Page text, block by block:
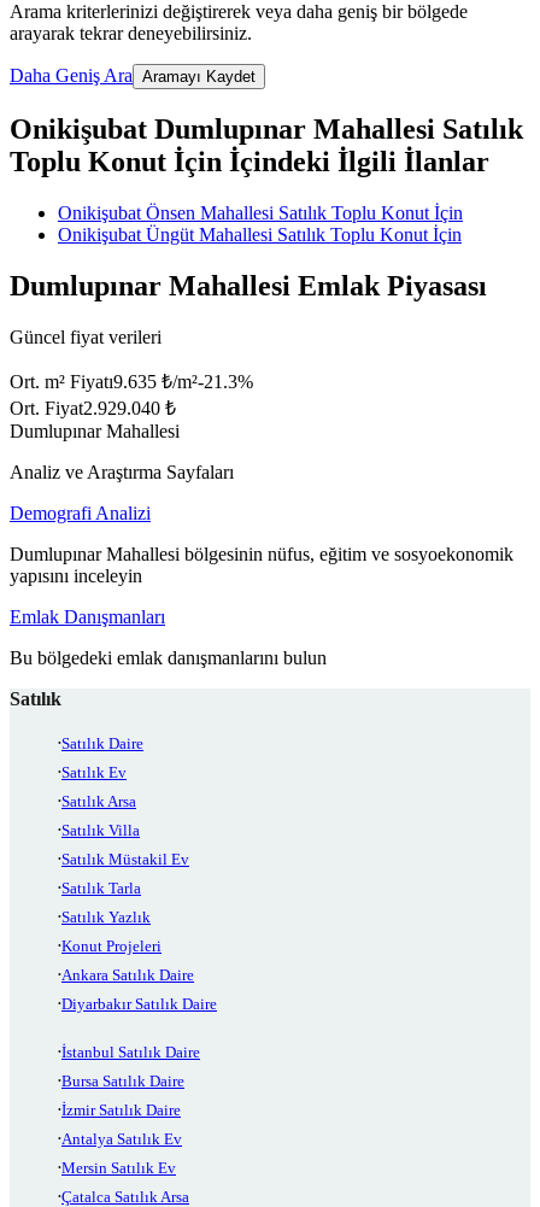
Arama kriterlerinizi değiştirerek veya daha geniş bir bölgede
arayarak tekrar deneyebilirsiniz.
Daha Geniş Ara Aramayı Kaydet
Onikişubat Dumlupınar Mahallesi Satılık
Toplu Konut İçin İçindeki İlgili İlanlar
Onikişubat Önsen Mahallesi Satılık Toplu Konut İçin
Onikişubat Üngüt Mahallesi Satılık Toplu Konut İçin
Dumlupınar Mahallesi Emlak Piyasası
Güncel fiyat verileri
Ort. m² Fiyatı9.635 ₺/m²-21.3%
Ort. Fiyat2.929.040 ₺
Dumlupınar Mahallesi
Analiz ve Araştırma Sayfaları
Demografi Analizi
Dumlupınar Mahallesi bölgesinin nüfus, eğitim ve sosyoekonomik
yapısını inceleyin
Emlak Danışmanları
Bu bölgedeki emlak danışmanlarını bulun
Satılık
Satılık Daire
Satılık Ev
Satılık Arsa
Satılık Villa
Satılık Müstakil Ev
Satılık Tarla
Satılık Yazlık
Konut Projeleri
Ankara Satılık Daire
Diyarbakır Satılık Daire
İstanbul Satılık Daire
Bursa Satılık Daire
İzmir Satılık Daire
Antalya Satılık Ev
Mersin Satılık Ev
Çatalca Satılık Arsa